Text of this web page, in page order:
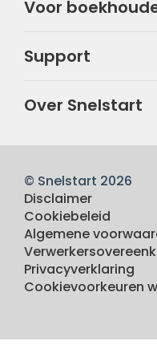
Voor
Support
Over Snelstart
© Snelstart 2026
Disclaimer
Cookiebeleid
Algemene
Privacyverklaring
Cookievoorkeuren